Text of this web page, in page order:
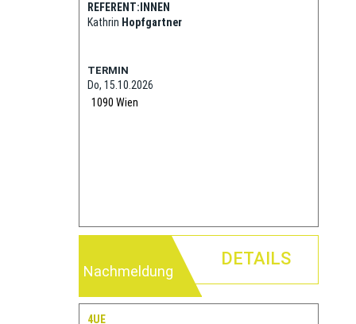
REFERENT:INNEN
Kathrin Hopfgartner
TERMIN
Do, 15.10.2026
1090 Wien
Nachmeldung
DETAILS
4UE